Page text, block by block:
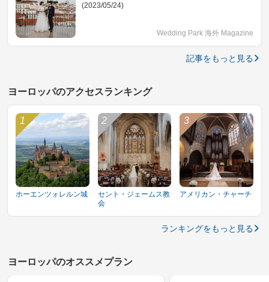
(2023/05/24)
Wedding Park 海外 Magazine
記事をもっと見る
ヨーロッパのアクセスランキング
ホーエンツォレルン城
セント・ジェームス教
会
アメリカン・チャーチ
ランキングをもっと見る
ヨーロッパのオススメプラン